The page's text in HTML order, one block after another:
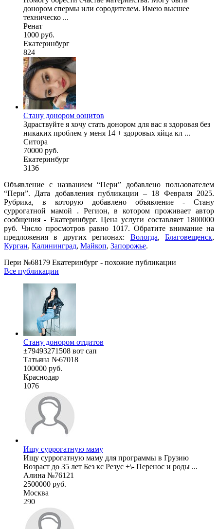
донором спермы или сородителем. Имею высшее
техническо ...
Ренат
1000 руб.
Екатеринбург
824
Стану донором ооцитов
Здраствуйте я хочу стать донором для вас я здоровая без
никаких проблем у меня 14 + здоровых яйца кл ...
Ситора
70000 руб.
Екатеринбург
3136
Объявление с названием “Пери” добавлено пользователем
“Пери”. Дата добавления публикации – 18 Февраля 2025.
Рубрика, в которую добавлено объявление - Cтану
суррогатной мамой . Регион, в котором проживает автор
сообщения - Екатеринбург. Цена услуги составляет 1800000
руб. Число просмотров равно 1017. Обратите внимание на
предложения в других регионах: Вологда,Благовещенск,
Курган, Калининград, Майкоп, Запорожье.
Пери №68179 Екатеринбург - похожие публикации
Все публикации
Стану донором отцитов
±79493271508 вот сап
Татьяна №67018
100000 руб.
Краснодар
1076
Ищу суррогатную маму
Ищу суррогатную маму для программы в Грузию
Возраст до 35 лет Без кс Резус +\- Перенос и роды ...
Алина №76121
2500000 руб.
Москва
290